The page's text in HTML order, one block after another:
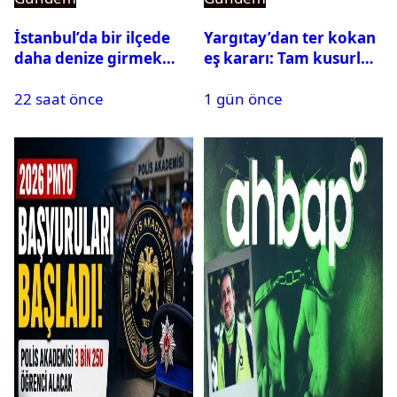
İstanbul’da bir ilçede
daha denize girmek
22 saat önce
Yargıtay’dan ter kokan
eş kararı: Tam kusurlu
1 gün önce